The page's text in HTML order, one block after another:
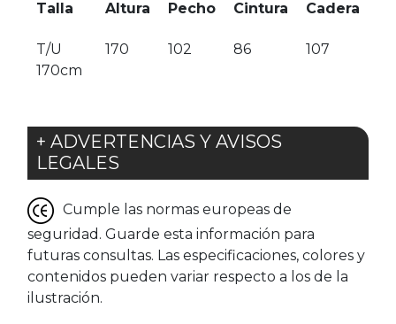
Talla Altura Pecho Cintura Cadera
T/U
170cm
170 102 86 107
+ ADVERTENCIAS Y AVISOS
LEGALES
Cumple las normas europeas de
seguridad. Guarde esta información para
futuras consultas. Las especificaciones, colores y
contenidos pueden variar respecto a los de la
ilustración.